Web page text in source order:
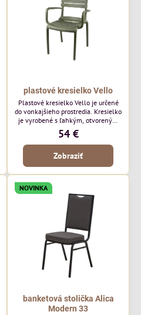
plastové kresielko Vello
Plastové kresielko Vello je určené
do vonkajšieho prostredia. Kresielko
je vyrobené s ľahkým, otvoreným
tvarom a jemne kontúrovanými
líniami. Horizontálne lamely
operadla a jemne zaoblené
podrúčky dodávajú kresielku
ležérny, letný nádych. Tento model
bude vyzerať skvele vo vonkajších
jedálenských priestoroch, pri
reštauračných stoloch a v
bistrových priestoroch.
54 €
Zobraziť
NOVINKA
banketová stolička Alica
Modern 33